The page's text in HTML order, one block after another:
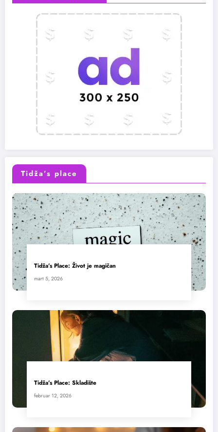
Tidža’s place
Tidža’s Place: Život je magičan
mart 5, 2026
Tidža’s Place: Skladište
februar 12, 2026